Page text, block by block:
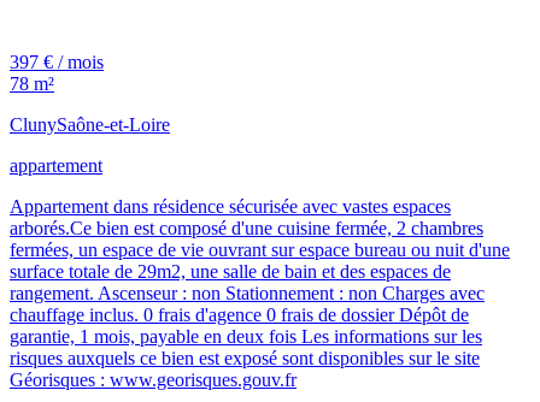
397 € / mois
78 m²
ClunySaône-et-Loire
appartement
Appartement dans résidence sécurisée avec vastes espaces
arborés.Ce bien est composé d'une cuisine fermée, 2 chambres
fermées, un espace de vie ouvrant sur espace bureau ou nuit d'une
surface totale de 29m2, une salle de bain et des espaces de
rangement. Ascenseur : non Stationnement : non Charges avec
chauffage inclus. 0 frais d'agence 0 frais de dossier Dépôt de
garantie, 1 mois, payable en deux fois Les informations sur les
risques auxquels ce bien est exposé sont disponibles sur le site
Géorisques : www.georisques.gouv.fr